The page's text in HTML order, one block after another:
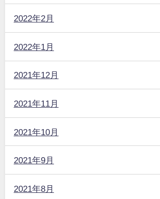
2022年2月
2022年1月
2021年12月
2021年11月
2021年10月
2021年9月
2021年8月